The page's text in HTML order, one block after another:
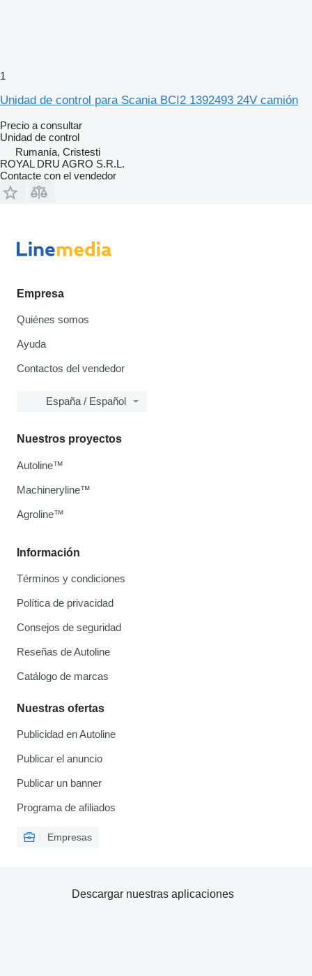
1
Unidad de control para Scania BCI2 1392493 24V camión
Precio a consultar
Unidad de control
Rumanía, Cristesti
ROYAL DRU AGRO S.R.L.
Contacte con el vendedor
Empresa
Quiénes somos
Ayuda
Contactos del vendedor
España / Español
Información
Términos y condiciones
Política de privacidad
Consejos de seguridad
Reseñas de Autoline
Catálogo de marcas
Nuestras ofertas
Publicidad en Autoline
Publicar el anuncio
Publicar un banner
Programa de afiliados
Empresas
Nuestros proyectos
Autoline™
Machineryline™
Agroline™
Descargar nuestras aplicaciones